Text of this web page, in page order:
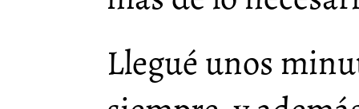
Llegué unos